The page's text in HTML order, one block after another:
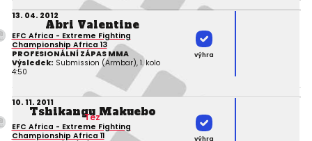
13. 04. 2012
Abri Valentine
EFC Africa - Extreme Fighting
Championship Africa 13
PROFESIONÁLNÍ ZÁPAS MMA
Výsledek: Submission (Armbar), 1. kolo
4:50
výhra
10. 11. 2011
Tshikangu Makuebo
Tez
EFC Africa - Extreme Fighting
Championship Africa 11
výhra